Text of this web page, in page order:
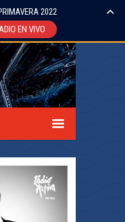
2022
EN VIVO